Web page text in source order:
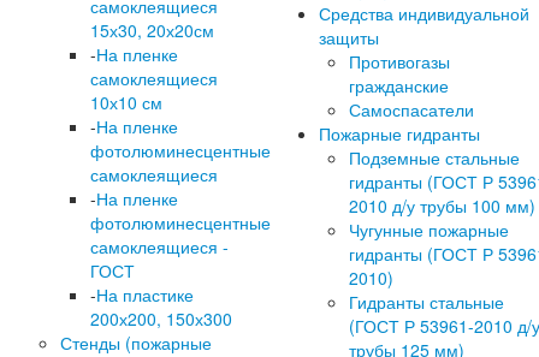
самоклеящиеся
15х30, 20х20см
-На пленке
самоклеящиеся
10х10 см
-На пленке
фотолюминесцентные
самоклеящиеся
-На пленке
фотолюминесцентные
самоклеящиеся -
ГОСТ
-На пластике
200х200, 150х300
Стенды (пожарные
Средства индивидуальной
защиты
Противогазы
гражданские
Самоспасатели
Пожарные гидранты
Подземные стальные
гидранты (ГОСТ Р
2010 д/у трубы 100 мм)
Чугунные пожарные
гидранты (ГОСТ Р
2010)
Гидранты стальные
(ГОСТ Р 53961-2010 д/у
трубы 125 мм)